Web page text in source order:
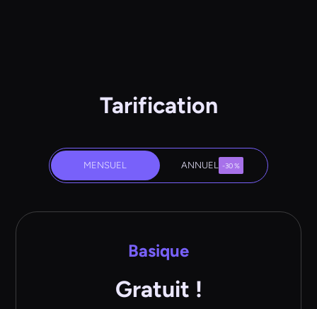
Tarification
MENSUEL ANNUEL -30 %
Basique
Gratuit !